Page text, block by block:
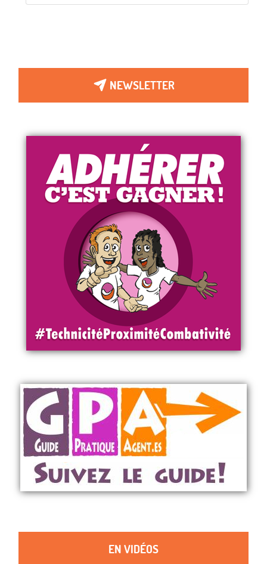
NEWSLETTER
EN VIDÉOS